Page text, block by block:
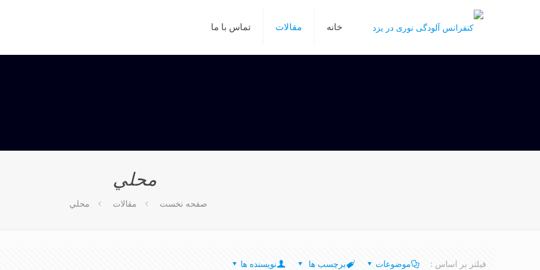
خانه مقالات تماس با ما
محلي
صفحه نخست مقالات محلي
فیلتر بر اساس : موضوعات برچسب ها نویسنده ها